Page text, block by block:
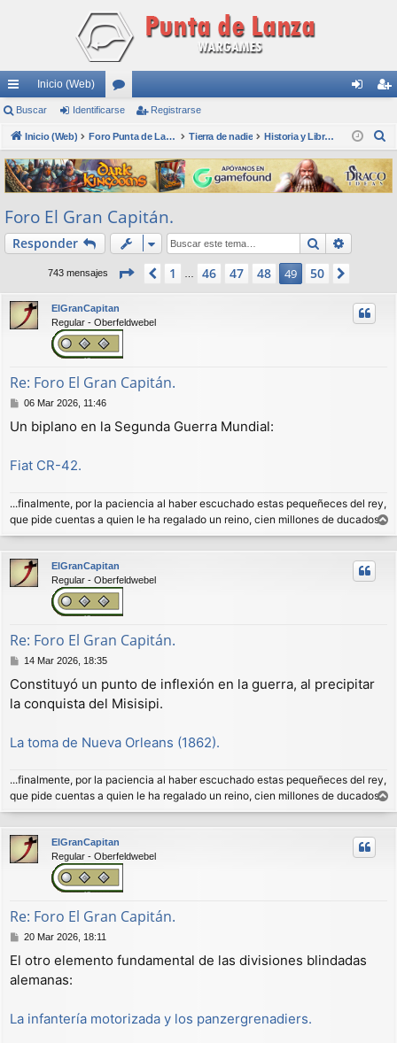
nl
ac
es
rá
pi
do
Inicio (Web)
or
os nti
fic
ar
ist
ra
rs
Buscar Identificarse Registrarse
Inicio (Web) Foro Punta de Lanza Wargames Tierra de nadie Historia y Libros
s
c
Foro El Gran Capitán.
Responder Buscar
743 mensajes Página 49de50
Anterior
1 46 47 48 49 50
ElGranCapitan
Regular - Oberfeldwebel
Re: Foro El Gran Capitán.
M
n
a
j
06 Mar 2026, 11:46
Un biplano en la Segunda Guerra Mundial:
Fiat CR-42.
...finalmente, por la paciencia al haber escuchado estas pequeñeces del rey,
que pide cuentas a quien le ha regalado un reino, cien millones de ducados.
r
r
ElGranCapitan
Regular - Oberfeldwebel
Re: Foro El Gran Capitán.
M
n
s
e
14 Mar 2026, 18:35
Constituyó un punto de inflexión en la guerra, al precipitar
la conquista del Misisipi.
La toma de Nueva Orleans (1862).
...finalmente, por la paciencia al haber escuchado estas pequeñeces del rey,
que pide cuentas a quien le ha regalado un reino, cien millones de ducados.
r
r
ElGranCapitan
Regular - Oberfeldwebel
Re: Foro El Gran Capitán.
M
n
s
e
20 Mar 2026, 18:11
El otro elemento fundamental de las divisiones blindadas
alemanas:
La infantería motorizada y los panzergrenadiers.